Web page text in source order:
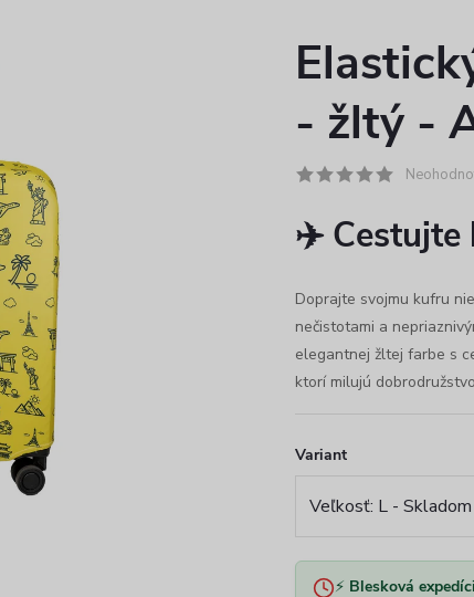
- žltý -
✈️ Cestujte
Doprajte svojmu kufru
nečistotami a
elegantnej žltej farbe s
ktorí milujú
Variant
⚡ Blesková